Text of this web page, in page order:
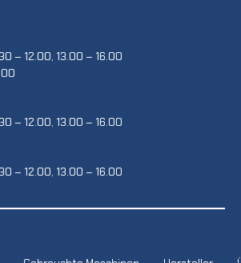
– 12.00, 13.00 – 16.00
– 12.00, 13.00 – 16.00
– 12.00, 13.00 – 16.00